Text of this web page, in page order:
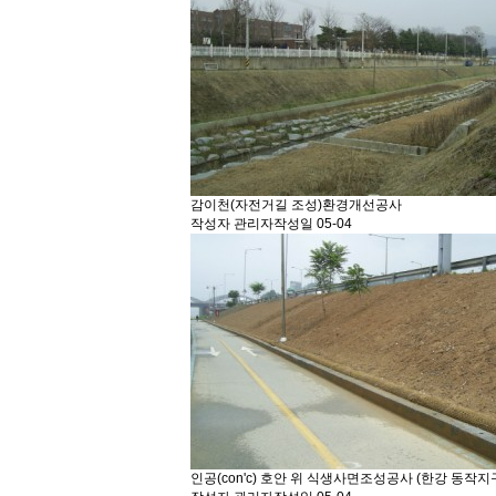
감이천(자전거길 조성)환경개선공사
작성자 관리자작성일 05-04
인공(con'c) 호안 위 식생사면조성공사 (한강 동작지